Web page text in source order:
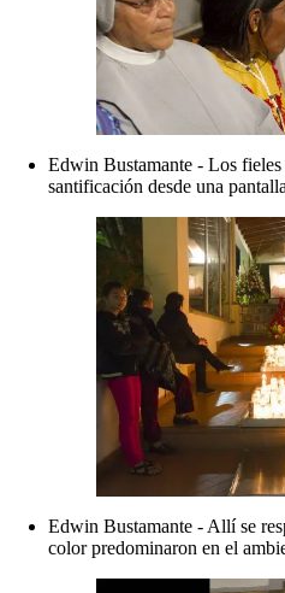
Edwin Bustamante - Los
santificación desde una
Edwin Bustamante - Allí se
color predominaron en el